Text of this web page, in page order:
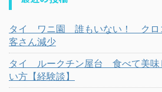
タイ ワニ園 誰もいない！ クロ
客さん減少
タイ ルークチン屋台 食べて美
い方【経験談】